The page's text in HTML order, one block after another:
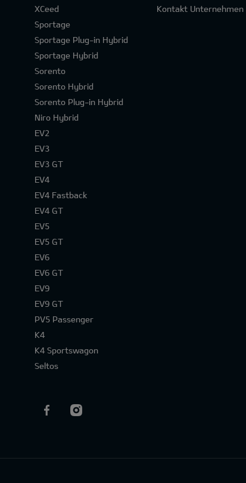
XCeed
Sportage
Sportage Plug-in Hybrid
Sportage Hybrid
Sorento
Sorento Hybrid
Sorento Plug-in Hybrid
Niro Hybrid
EV2
EV3
EV3 GT
EV4
EV4 Fastback
EV4 GT
EV5
EV5 GT
EV6
EV6 GT
EV9
EV9 GT
PV5 Passenger
K4
K4 Sportswagon
Seltos
Kontakt Unternehmen